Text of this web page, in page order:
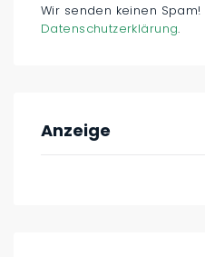
Wir senden keinen
Datenschutzerklärung.
Anzeige